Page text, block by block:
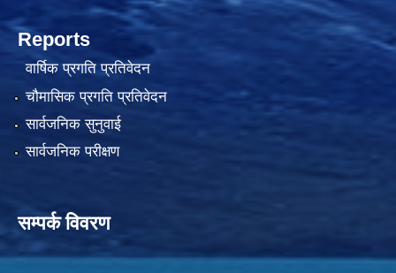
Reports
वार्षिक प्रगति प्रतिवेदन
चौमासिक प्रगति प्रतिवेदन
सार्वजनिक सुनुवाई
सार्वजनिक परीक्षण
सम्पर्क विवरण